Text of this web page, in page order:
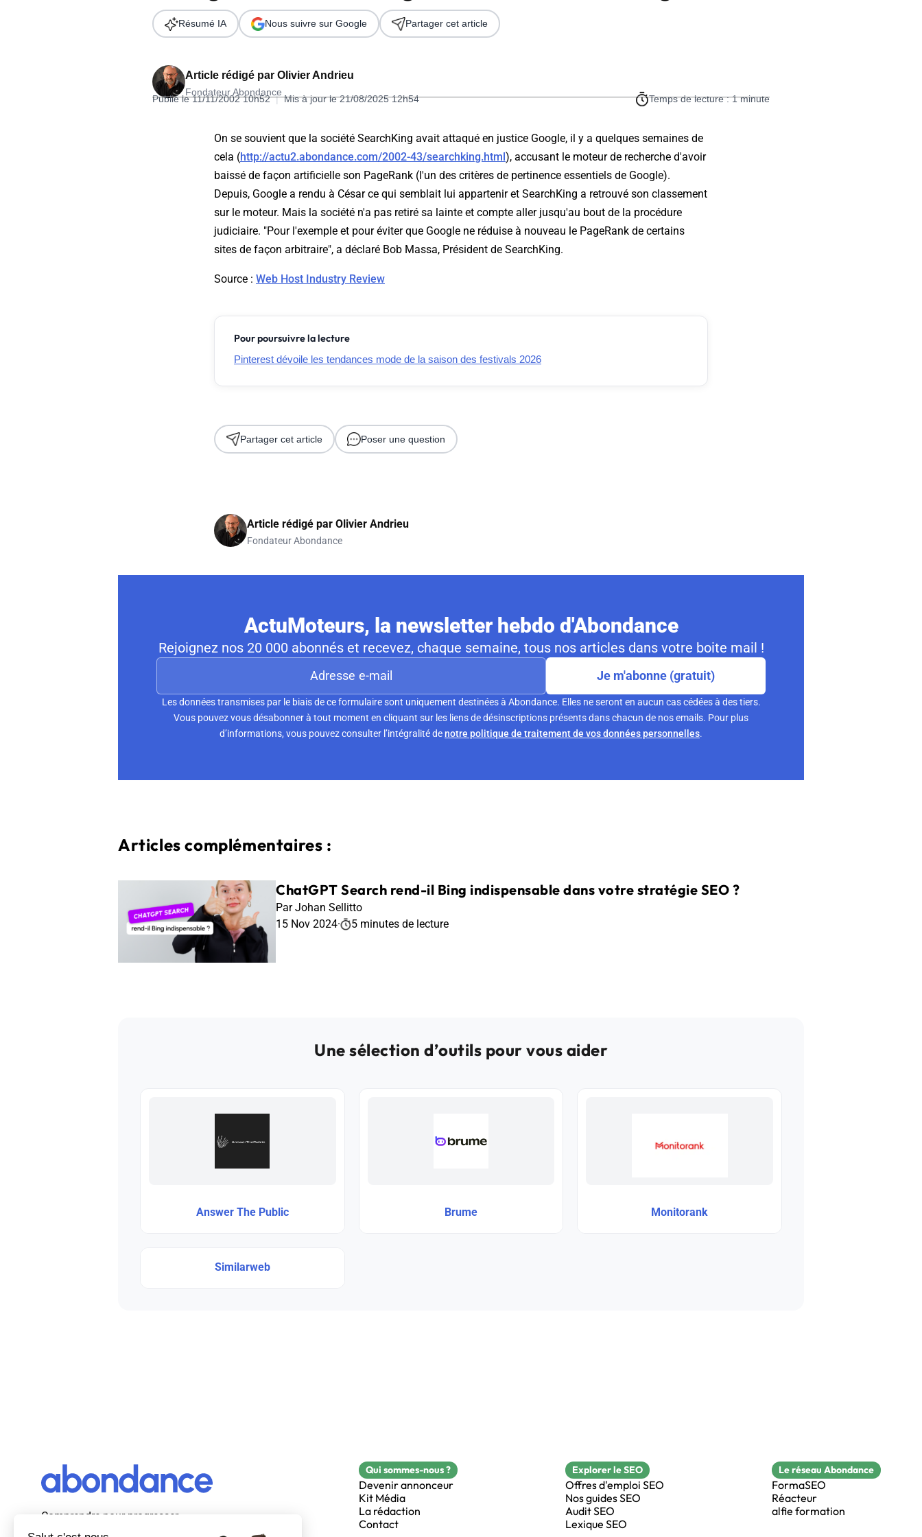
Télécharger l'Ebook
Formation SEO & GEO - Edition 2026
Article rédigé par Olivier Andrieu
Fondateur Abondance
Publié le 11/11/2002 10h52 | Mis à jour le 21/08/2025 12h54 Temps de lecture : 1 minute
Résumé IA Nous suivre sur Google Partager cet article
On se souvient que la société SearchKing avait attaqué en justice Google, il y a quelques semaines de
cela (http://actu2.abondance.com/2002-43/searchking.html ), accusant le moteur de recherche d'avoir
baissé de façon artificielle son PageRank (l'un des critères de pertinence essentiels de Google).
Depuis, Google a rendu à César ce qui semblait lui appartenir et SearchKing a retrouvé son classement
sur le moteur. Mais la société n'a pas retiré sa lainte et compte aller jusqu'au bout de la procédure
judiciaire. "Pour l'exemple et pour éviter que Google ne réduise à nouveau le PageRank de certains
sites de façon arbitraire", a déclaré Bob Massa, Président de SearchKing.
Source : Web Host Industry Review
Pour poursuivre la lecture
Pinterest dévoile les tendances mode de la saison des festivals 2026
Partager cet article Poser une question
Article rédigé par Olivier Andrieu
Fondateur Abondance
ActuMoteurs, la newsletter hebdo d'Abondance
Rejoignez nos 20 000 abonnés et recevez, chaque semaine, tous nos articles dans votre boite mail !
Je m'abonne (gratuit)
Les données transmises par le biais de ce formulaire sont uniquement destinées à Abondance. Elles ne seront en aucun cas cédées à des tiers.
Vous pouvez vous désabonner à tout moment en cliquant sur les liens de désinscriptions présents dans chacun de nos emails. Pour plus
d’informations, vous pouvez consulter l’intégralité denotre politique de traitement de vos données personnelles.
Articles complémentaires :
ChatGPT Search rend-il Bing indispensable dans votre stratégie SEO ?
Par Johan Sellitto
15 Nov 2024· 5 minutes de lecture
Une sélection d’outils pour vous aider
Answer The Public Brume Monitorank
Similarweb
Comprendre pour progresser
Qui sommes-nous ?
Devenir annonceur
Kit Média
La rédaction
Contact
Explorer le SEO
Offres d'emploi SEO
Nos guides SEO
Audit SEO
Lexique SEO
Le réseau Abondance
FormaSEO
Réacteur
alfie formation